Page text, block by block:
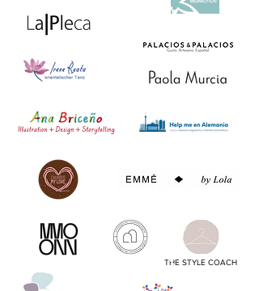
THE STYLE COACH